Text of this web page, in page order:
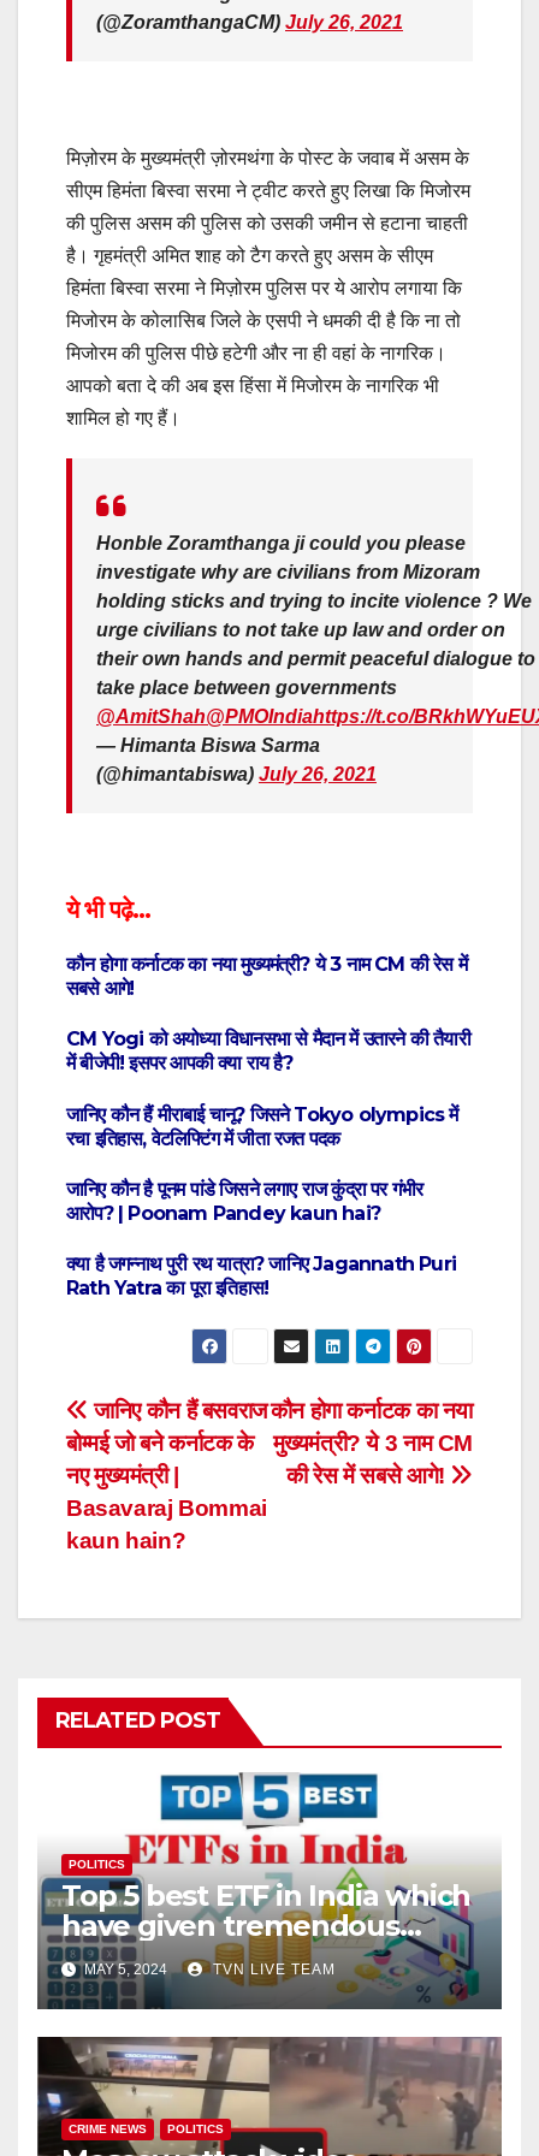
(@ZoramthangaCM) July 26, 2021
मिज़ोरम के मुख्यमंत्री ज़ोरमथंगा के पोस्ट के जवाब में असम के
सीएम हिमंता बिस्वा सरमा ने ट्वीट करते हुए लिखा कि मिजोरम
की पुलिस असम की पुलिस को उसकी जमीन से हटाना चाहती
है। गृहमंत्री अमित शाह को टैग करते हुए असम के सीएम
हिमंता बिस्वा सरमा ने मिज़ोरम पुलिस पर ये आरोप लगाया कि
मिजोरम के कोलासिब जिले के एसपी ने धमकी दी है कि ना तो
मिजोरम की पुलिस पीछे हटेगी और ना ही वहां के नागरिक।
आपको बता दे की अब इस हिंसा में मिजोरम के नागरिक भी
शामिल हो गए हैं।
Honble Zoramthanga ji could you please
investigate why are civilians from Mizoram
holding sticks and trying to incite violence ? We
urge civilians to not take up law and order on
their own hands and permit peaceful dialogue to
take place between governments
@AmitShah@PMOIndiahttps://t.co/
— Himanta Biswa Sarma
(@himantabiswa) July 26, 2021
ये भी पढ़े…
कौन होगा कर्नाटक का नया मुख्यमंत्री? ये 3 नाम CM की रेस में
सबसे आगे!
CM Yogi को अयोध्या विधानसभा से मैदान में उतारने की तैयारी
में बीजेपी! इसपर आपकी क्या राय है?
जानिए कौन हैं मीराबाई चानू? जिसने Tokyo olympics में
रचा इतिहास, वेटलिफ्टिंग में जीता रजत पदक
जानिए कौन है पूनम पांडे जिसने लगाए राज कुंद्रा पर गंभीर
आरोप? | Poonam Pandey kaun hai?
क्या है जगन्नाथ पुरी रथ यात्रा? जानिए Jagannath Puri
Rath Yatra का पूरा इतिहास!
Post
navigation
कौन होगा कर्नाटक का नया
मुख्यमंत्री? ये 3 नाम CM
की रेस में सबसे आगे!
जानिए कौन हैं बसवराज
बोम्मई जो बने कर्नाटक के
नए मुख्यमंत्री |
Basavaraj Bommai
kaun hain?
RELATED POST
POLITICS
Top 5 best ETF in India which
have given tremendous
returns
MAY 5, 2024 TVN LIVE TEAM
CRIME NEWS POLITICS